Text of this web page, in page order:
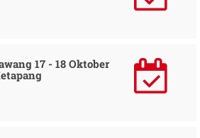
17 - 18 Oktober